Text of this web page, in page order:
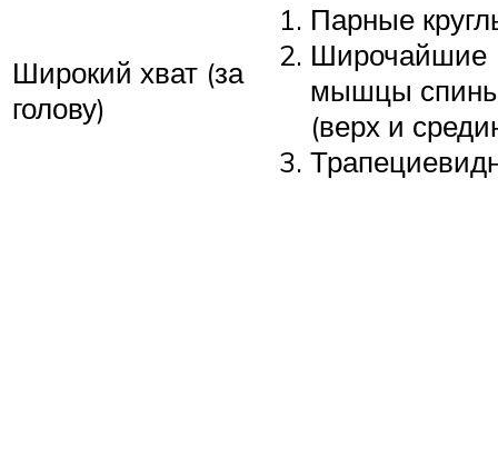
Широкий хват (за
голову)
Парные
Широчайшие
мышцы
(верх и